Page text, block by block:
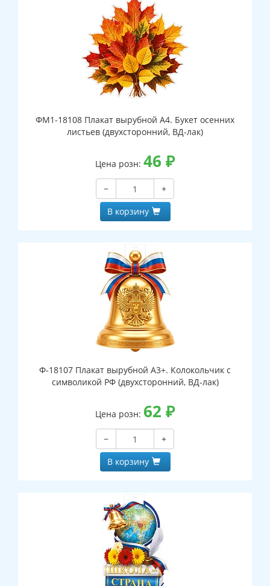
ФМ1-18108 Плакат вырубной А4. Букет осенних
листьев (двухсторонний, ВД-лак)
Цена розн: 46 ₽
−
+
В корзину
Ф-18107 Плакат вырубной А3+. Колокольчик с
символикой РФ (двухсторонний, ВД-лак)
Цена розн: 62 ₽
−
+
В корзину